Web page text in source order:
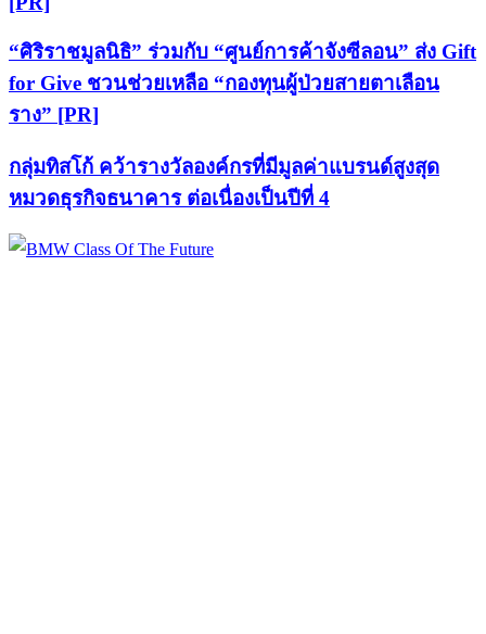
“ศิริราชมูลนิธิ” ร่วมกับ “ศูนย์การค้าจังซีลอน” ส่ง Gift
for Give ชวนช่วยเหลือ “กองทุนผู้ป่วยสายตาเลือน
ราง” [PR]
กลุ่มทิสโก้ คว้ารางวัลองค์กรที่มีมูลค่าแบรนด์สูงสุด
หมวดธุรกิจธนาคาร ต่อเนื่องเป็นปีที่ 4